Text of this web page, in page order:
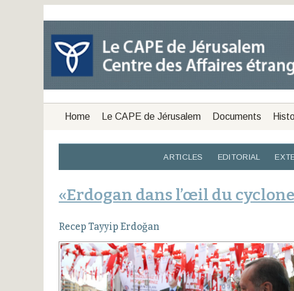
Home Le CAPE de Jérusalem Documents
ARTICLES EDITORIAL
«Erdogan dans l’œil du
Recep Tayyip Erdoğan